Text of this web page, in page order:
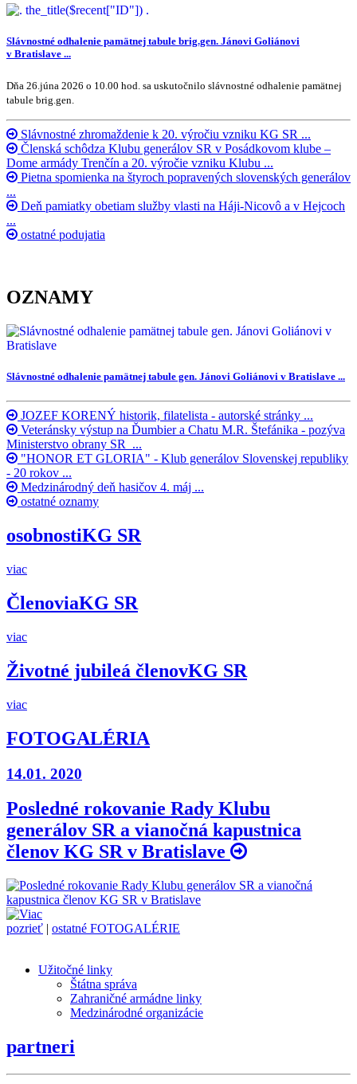
Slávnostné odhalenie pamätnej tabule brig.gen. Jánovi Goliánovi
v Bratislave ...
Dňa 26.júna 2026 o 10.00 hod. sa uskutočnilo slávnostné odhalenie pamätnej
tabule brig.gen.
Slávnostné zhromaždenie k 20. výročiu vzniku KG SR ...
Členská schôdza Klubu generálov SR v Posádkovom klube –
Dome armády Trenčín a 20. výročie vzniku Klubu ...
Pietna spomienka na štyroch popravených slovenských generálov
...
Deň pamiatky obetiam služby vlasti na Háji-Nicovô a v Hejcoch
...
ostatné podujatia
OZNAMY
Slávnostné odhalenie pamätnej tabule gen. Jánovi Goliánovi v Bratislave ...
JOZEF KORENÝ historik, filatelista - autorské stránky ...
Veteránsky výstup na Ďumbier a Chatu M.R. Štefánika - pozýva
Ministerstvo obrany SR ...
"HONOR ET GLORIA" - Klub generálov Slovenskej republiky
- 20 rokov ...
Medzinárodný deň hasičov 4. máj ...
ostatné oznamy
osobnostiKG SR
viac
ČlenoviaKG SR
viac
Životné jubileá členovKG SR
viac
FOTOGALÉRIA
14.01. 2020
Posledné rokovanie Rady Klubu
generálov SR a vianočná kapustnica
členov KG SR v Bratislave
pozrieť | ostatné FOTOGALÉRIE
Užitočné linky
Štátna správa
Zahraničné armádne linky
Medzinárodné organizácie
partneri